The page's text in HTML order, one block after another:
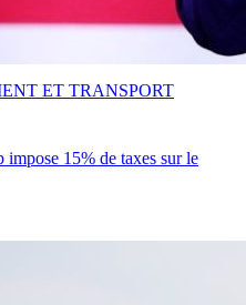
impose 15% de taxes sur le
ET TRANSPORT